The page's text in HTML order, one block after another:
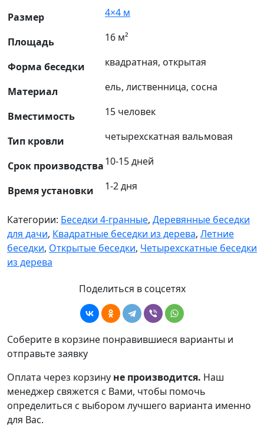
Размер 4×4 м
Площадь 16 м²
Форма беседки квадратная, открытая
Материал ель, лиственница, сосна
Вместимость 15 человек
Тип кровли четырехскатная вальмовая
Срок производства10-15 дней
Время установки 1-2 дня
Категории: Беседки 4-гранные, Деревянные беседки
для дачи, Квадратные беседки из дерева, Летние
беседки, Открытые беседки, Четырехскатные беседки
из дерева
Поделиться в соцсетях
Соберите в корзине понравившиеся варианты и
отправьте заявку
Оплата через корзину не производится. Наш
менеджер свяжется с Вами, чтобы помочь
определиться с выбором лучшего варианта именно
для Вас.